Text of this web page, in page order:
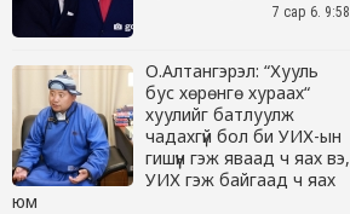
7 сар 6. 9:58
О.Алтангэрэл: “Хууль
бус хөрөнгө хураах“
хуулийг батлуулж
чадахгүй бол би УИХ-ын
гишүүн гэж яваад ч яах вэ,
УИХ гэж байгаад ч яах
юм